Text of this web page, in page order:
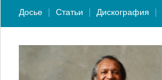
Досье Статьи Дискография